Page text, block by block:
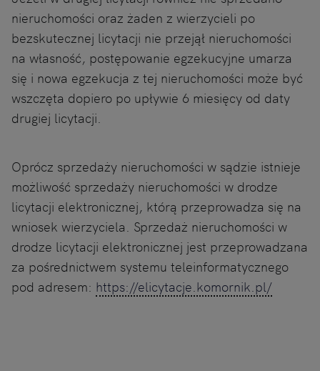
nieruchomości oraz żaden z wierzycieli po
bezskutecznej licytacji nie przejął nieruchomości
na własność, postępowanie egzekucyjne umarza
się i nowa egzekucja z tej nieruchomości może być
wszczęta dopiero po upływie 6 miesięcy od daty
drugiej licytacji.
Oprócz sprzedaży nieruchomości w sądzie istnieje
możliwość sprzedaży nieruchomości w drodze
licytacji elektronicznej, którą przeprowadza się na
wniosek wierzyciela. Sprzedaż nieruchomości w
drodze licytacji elektronicznej jest przeprowadzana
za pośrednictwem systemu teleinformatycznego
pod adresem: https://elicytacje.komornik.pl/